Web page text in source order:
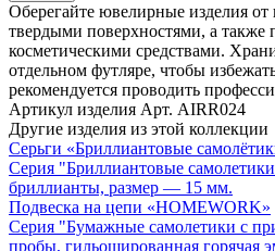
Оберегайте ювелирные изделия от
твердыми поверхностями, а
косметическими средствами.
отдельном футляре, чтобы
рекомендуется проводить
Артикул изделия Арт. AIRR024
Другие изделия из этой коллекции
Серьги «Бриллиантовые
Серия "Бриллиантовые
бриллианты, размер — 15 мм.
Подвеска на цепи «HOMEWORK»
Серия "Бумажные самолетики с
пробы, гильошированная горячая